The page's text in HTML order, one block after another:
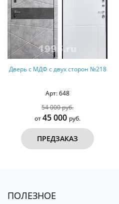
Трехконтурная дверь с МДФ с
Арт: 352
70 000 руб.
от55 000
ПРЕДЗАКАЗ
ПОЛЕЗНОЕ